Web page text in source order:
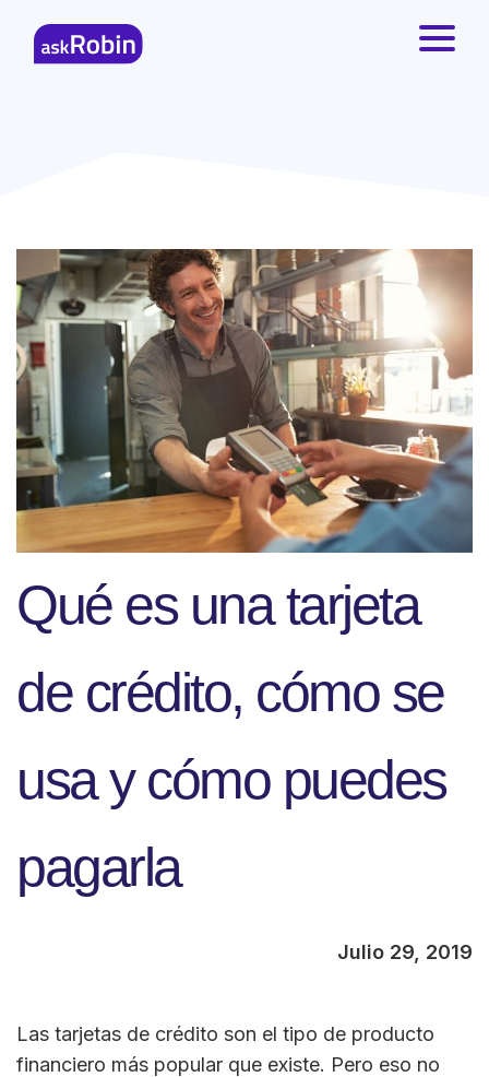
Qué es una tarjeta
de crédito, cómo se
usa y cómo puedes
pagarla
Julio 29, 2019
Las tarjetas de crédito son el tipo de producto
financiero más popular que existe. Pero eso no